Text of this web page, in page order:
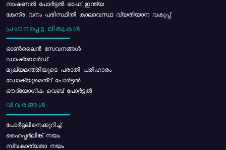
നാഷണൽ പോർട്ടൽ ഓഫ് ഇന്ത്യ
കേന്ദ്ര വനം പരിസ്ഥിതി കാലാവസ്ഥ വ്യതിയാന വകുപ്പ്
പ്രധാനപ്പെട്ട ലിങ്കുകൾ
ഓൺലൈൻ സേവനങ്ങൾ
ഡാഷ്ബോർഡ്
മുഖ്യമന്ത്രിയുടെ പരാതി പരിഹാരം
ഡോക്യുമെൻ്റ് പോർട്ടൽ
ഔദ്യോഗിക വെബ് പോർട്ടൽ
വിവരങ്ങൾ
പോര്‍ട്ടലിനെക്കുറിച്ച്
ഹൈപ്പർലിങ്ക് നയം
സ്വകാര്യതാ നയം